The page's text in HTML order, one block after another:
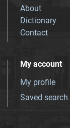
About
Dictionary
Contact
My account
My profile
Saved